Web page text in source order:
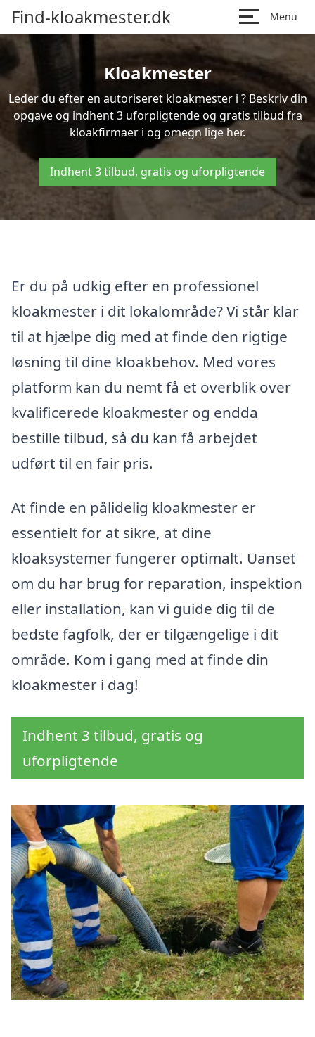
Find-kloakmester.dk Menu
Kloakmester
Leder du efter en autoriseret kloakmester i ? Beskriv din
opgave og indhent 3 uforpligtende og gratis tilbud fra
kloakfirmaer i og omegn lige her.
Indhent 3 tilbud, gratis og uforpligtende
Er du på udkig efter en professionel
kloakmester i dit lokalområde? Vi står klar
til at hjælpe dig med at finde den rigtige
løsning til dine kloakbehov. Med vores
platform kan du nemt få et overblik over
kvalificerede kloakmester og endda
bestille tilbud, så du kan få arbejdet
udført til en fair pris.
At finde en pålidelig kloakmester er
essentielt for at sikre, at dine
kloaksystemer fungerer optimalt. Uanset
om du har brug for reparation, inspektion
eller installation, kan vi guide dig til de
bedste fagfolk, der er tilgængelige i dit
område. Kom i gang med at finde din
kloakmester i dag!
Indhent 3 tilbud, gratis og
uforpligtende